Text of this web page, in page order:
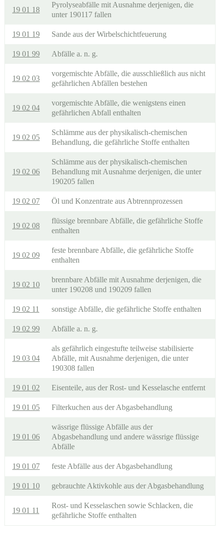
19 01 18
Pyrolyseabfälle mit Ausnahme derjenigen, die
unter 190117 fallen
19 01 19 Sande aus der Wirbelschichtfeuerung
19 01 99 Abfälle a. n. g.
19 02 03
vorgemischte Abfälle, die ausschließlich aus nicht
gefährlichen Abfällen bestehen
19 02 04
vorgemischte Abfälle, die wenigstens einen
gefährlichen Abfall enthalten
19 02 05
Schlämme aus der physikalisch-chemischen
Behandlung, die gefährliche Stoffe enthalten
19 02 06
Schlämme aus der physikalisch-chemischen
Behandlung mit Ausnahme derjenigen, die unter
190205 fallen
19 02 07 Öl und Konzentrate aus Abtrennprozessen
19 02 08
flüssige brennbare Abfälle, die gefährliche Stoffe
enthalten
19 02 09
feste brennbare Abfälle, die gefährliche Stoffe
enthalten
19 02 10
brennbare Abfälle mit Ausnahme derjenigen, die
unter 190208 und 190209 fallen
19 02 11 sonstige Abfälle, die gefährliche Stoffe enthalten
19 02 99 Abfälle a. n. g.
19 03 04
als gefährlich eingestufte teilweise stabilisierte
Abfälle, mit Ausnahme derjenigen, die unter
190308 fallen
19 01 02 Eisenteile, aus der Rost- und Kesselasche entfernt
19 01 05 Filterkuchen aus der Abgasbehandlung
19 01 06
wässrige flüssige Abfälle aus der
Abgasbehandlung und andere wässrige flüssige
Abfälle
19 01 07 feste Abfälle aus der Abgasbehandlung
19 01 10 gebrauchte Aktivkohle aus der Abgasbehandlung
19 01 11
Rost- und Kesselaschen sowie Schlacken, die
gefährliche Stoffe enthalten